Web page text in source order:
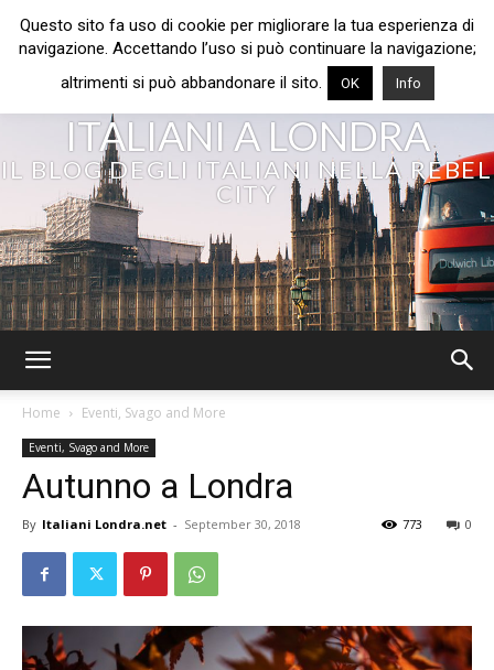
ITALIANI A LONDRA
IL BLOG DEGLI ITALIANI NELLA REBEL
CITY
Home Eventi, Svago and More
Eventi, Svago and More
Autunno a Londra
By Italiani Londra.net - September 30, 2018 0
773
Questo sito fa uso di cookie per migliorare la tua esperienza di
navigazione. Accettando l’uso si può continuare la navigazione;
altrimenti si può abbandonare il sito.
OK Info